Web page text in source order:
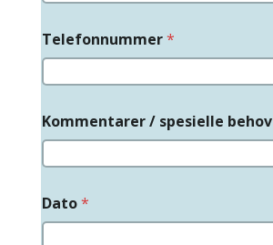
Telefonnummer*
Kommentarer / spesielle behov
Dato*